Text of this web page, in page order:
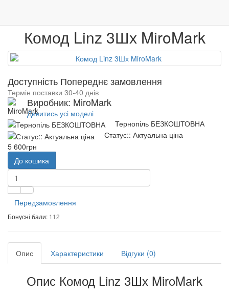
Комод Linz 3Шх MiroMark
Доступність Попереднє замовлення
Термін поставки 30-40 днів
Виробник: MiroMark
Дивитись усі моделі
Тернопіль БЕЗКОШТОВНА
Статус:: Актуальна ціна
5 600грн
До кошика
Передзамовлення
Бонусні бали: 112
Опис Характеристики Відгуки (0)
Опис Комод Linz 3Шх MiroMark